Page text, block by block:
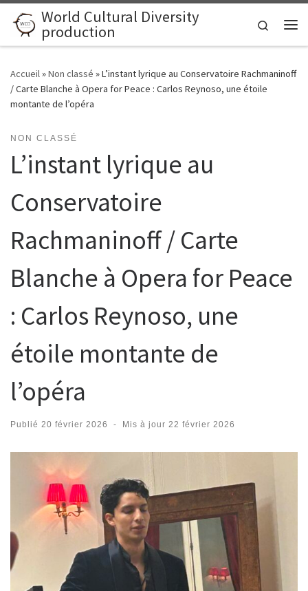
Skip to content
World Cultural Diversity
production
Search
Accueil»Non classé »L’instant lyrique au Conservatoire Rachmaninoff
/ Carte Blanche à Opera for Peace : Carlos Reynoso, une étoile
montante de l’opéra
NON CLASSÉ
L’instant lyrique au
Conservatoire
Rachmaninoff / Carte
Blanche à Opera for Peace
: Carlos Reynoso, une
étoile montante de
l’opéra
Publié 20 février 2026 - Mis à jour 22 février 2026